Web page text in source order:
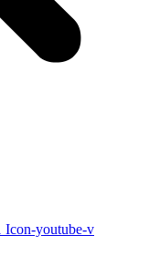
Icon-youtube-v